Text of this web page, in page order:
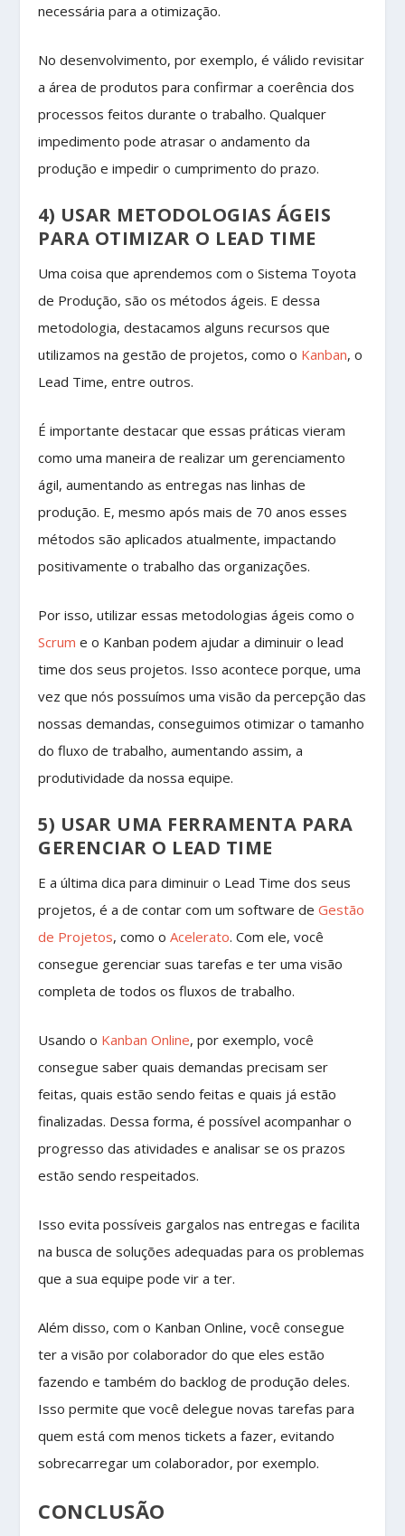
necessária para a otimização.
No desenvolvimento, por exemplo, é válido revisitar
a área de produtos para confirmar a coerência dos
processos feitos durante o trabalho. Qualquer
impedimento pode atrasar o andamento da
produção e impedir o cumprimento do prazo.
4) USAR METODOLOGIAS ÁGEIS
PARA OTIMIZAR O LEAD TIME
Uma coisa que aprendemos com o Sistema Toyota
de Produção, são os métodos ágeis. E dessa
metodologia, destacamos alguns recursos que
utilizamos na gestão de projetos, como o Kanban, o
Lead Time, entre outros.
É importante destacar que essas práticas vieram
como uma maneira de realizar um gerenciamento
ágil, aumentando as entregas nas linhas de
produção. E, mesmo após mais de 70 anos esses
métodos são aplicados atualmente, impactando
positivamente o trabalho das organizações.
Por isso, utilizar essas metodologias ágeis como o
Scrum e o Kanban podem ajudar a diminuir o lead
time dos seus projetos. Isso acontece porque, uma
vez que nós possuímos uma visão da percepção das
nossas demandas, conseguimos otimizar o tamanho
do fluxo de trabalho, aumentando assim, a
produtividade da nossa equipe.
5) USAR UMA FERRAMENTA PARA
GERENCIAR O LEAD TIME
E a última dica para diminuir o Lead Time dos seus
projetos, é a de contar com um software deGestão
de Projetos, como oAcelerato. Com ele, você
consegue gerenciar suas tarefas e ter uma visão
completa de todos os fluxos de trabalho.
Usando o Kanban Online, por exemplo, você
consegue saber quais demandas precisam ser
feitas, quais estão sendo feitas e quais já estão
finalizadas. Dessa forma, é possível acompanhar o
progresso das atividades e analisar se os prazos
estão sendo respeitados.
Isso evita possíveis gargalos nas entregas e facilita
na busca de soluções adequadas para os problemas
que a sua equipe pode vir a ter.
Além disso, com o Kanban Online, você consegue
ter a visão por colaborador do que eles estão
fazendo e também do backlog de produção deles.
Isso permite que você delegue novas tarefas para
quem está com menos tickets a fazer, evitando
sobrecarregar um colaborador, por exemplo.
CONCLUSÃO